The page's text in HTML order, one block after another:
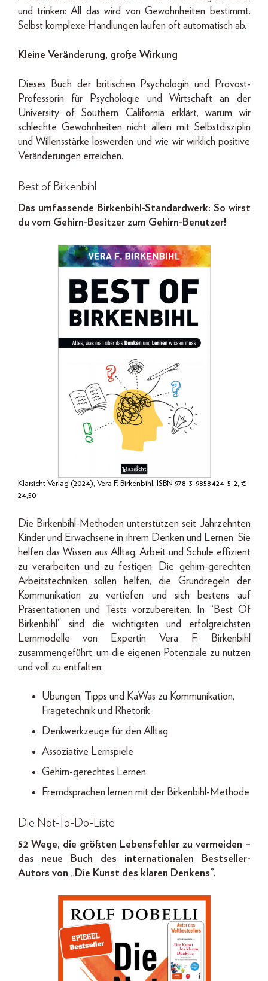
und trinken: All das wird von Gewohnheiten bestimmt.
Selbst komplexe Handlungen laufen oft auto­matisch ab.
Kleine Veränderung, große Wirkung
Dieses Buch der britischen Psychologin und Provost-
Professorin für Psychologie und Wirtschaft an der
University of Southern California erklärt, warum wir
schlechte Gewohnheiten nicht allein mit Selbstdisziplin
und Willensstärke loswerden und wie wir wirklich positive
Veränderungen erreichen.
Best of Birkenbihl
Das umfassende Birkenbihl-Standardwerk: So wirst
du vom Gehirn-Besitzer zum Gehirn-Benutzer!
Klarsicht Verlag (2024), Vera F. Birkenbihl, ISBN 978-3-9858424-5-2, €
24,50
Die Birkenbihl-Methoden unterstützen seit Jahrzehnten
Kinder und Erwachsene in ihrem Denken und Lernen. Sie
helfen das Wissen aus Alltag, Arbeit und Schule effizient
zu verarbeiten und zu festigen. Die gehirn-gerechten
Arbeitstechniken sollen helfen, die Grundregeln der
Kommunikation zu vertiefen und sich bestens auf
Präsentationen und Tests vorzubereiten. In “Best Of
Birkenbihl” sind die wichtigsten und erfolgreichsten
Lernmodelle von Expertin Vera F. Birkenbihl
zusammengeführt, um die eigenen Potenziale zu nutzen
und voll zu entfalten:
Übungen, Tipps und KaWas zu Kommunikation,
Fragetechnik und Rhetorik
Denkwerkzeuge für den Alltag
Assoziative Lernspiele
Gehirn-gerechtes Lernen
Fremdsprachen lernen mit der Birkenbihl-Methode
Die Not-To-Do-Liste
52 Wege, die größten Lebensfehler zu vermeiden –
das neue Buch des internationalen Bestseller-
Autors von „Die Kunst des klaren Denkens”.